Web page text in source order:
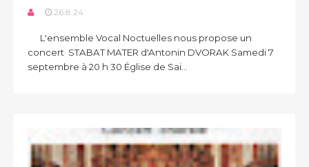
26.8.24
L'ensemble Vocal Noctuelles nous propose un
concert STABAT MATER d'Antonin DVORAK Samedi 7
septembre à 20 h 30 Église de Sai...